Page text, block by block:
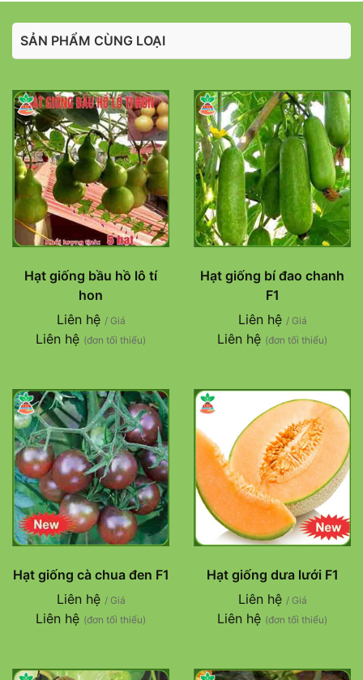
SẢN PHẨM CÙNG LOẠI
Hạt giống bầu hồ lô tí
hon
Liên hệ / Giá
Liên hệ (đơn tối thiểu)
Hạt giống bí đao chanh
F1
Liên hệ / Giá
Liên hệ (đơn tối thiểu)
Hạt giống cà chua đen F1
Liên hệ / Giá
Liên hệ (đơn tối thiểu)
Hạt giống dưa lưới F1
Liên hệ / Giá
Liên hệ (đơn tối thiểu)